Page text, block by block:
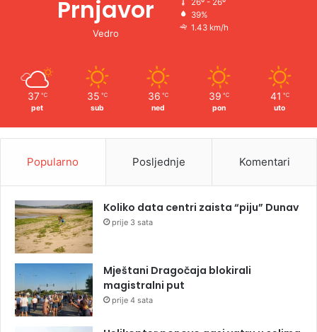
Prnjavor
Vedro
26º - 26º
39%
1.43 km/h
37 ℃
pet
35 ℃
sub
36 ℃
ned
39 ℃
pon
41 ℃
uto
Popularno Posljednje Komentari
Koliko data centri zaista “piju” Dunav
prije 3 sata
Mještani Dragočaja blokirali
magistralni put
prije 4 sata